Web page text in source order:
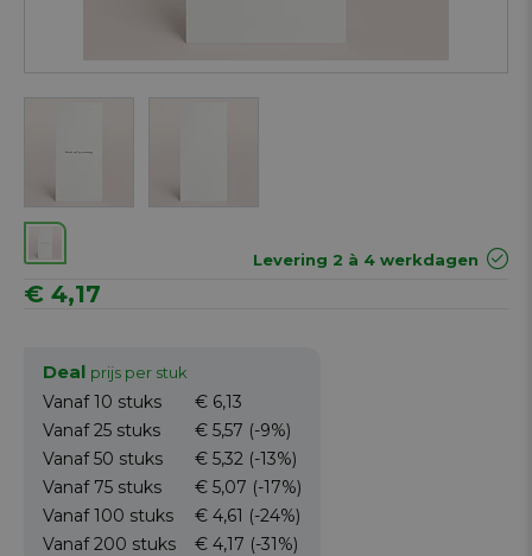
Levering 2 à 4 werkdagen
€ 4,17
Deal prijs per stuk
Vanaf 10 stuks
€ 6,13
Vanaf 25 stuks € 5,57 (-9%)
Vanaf 50 stuks € 5,32 (-13%)
Vanaf 75 stuks € 5,07 (-17%)
Vanaf 100 stuks € 4,61 (-24%)
Vanaf 200 stuks € 4,17 (-31%)